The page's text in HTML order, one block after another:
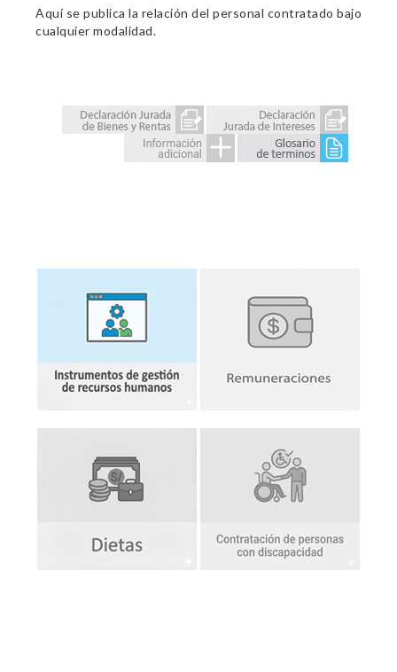
Aquí se publica la relación del personal contratado bajo
cualquier modalidad.